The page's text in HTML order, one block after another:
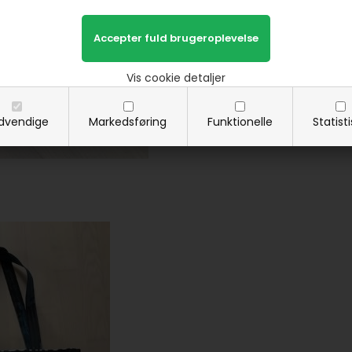
Markedsføring Funktionelle
Vis cookie detaljer